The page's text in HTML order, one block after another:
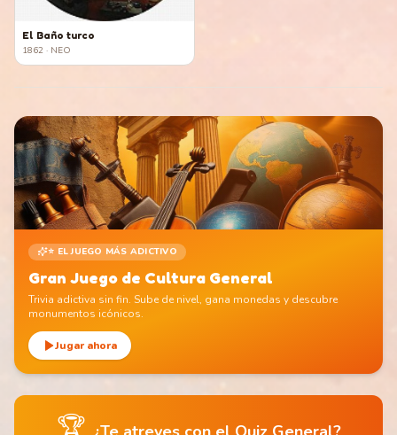
El Baño turco
1862 · NEO
⭐ EL JUEGO MÁS ADICTIVO
Gran Juego de Cultura General
Trivia adictiva sin fin. Sube de nivel, gana monedas y descubre
monumentos icónicos.
Jugar ahora